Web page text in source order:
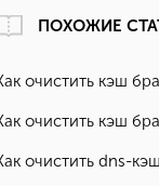
ПОХОЖИЕ
очистить кэш
очистить кэш
очистить dns-